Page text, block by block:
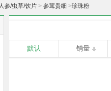
参/虫草/饮片 > 参茸贵细 >珍珠粉
默认 销量